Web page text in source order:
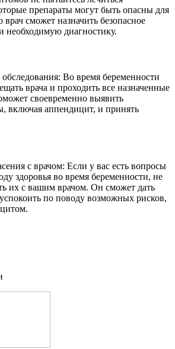
препараты могут быть опасны для
сможет назначить безопасное
необходимую диагностику.
Во время беременности
врача и проходить все назначенные
своевременно выявить
включая аппендицит, и принять
с врачом: Если у вас есть вопросы
здоровья во время беременности, не
их с вашим врачом. Он сможет дать
по поводу возможных рисков,